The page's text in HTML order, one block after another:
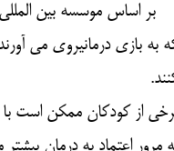
به بازی درمانیروی می
از کودکان ممکن است با
مرور اعتماد به درمان